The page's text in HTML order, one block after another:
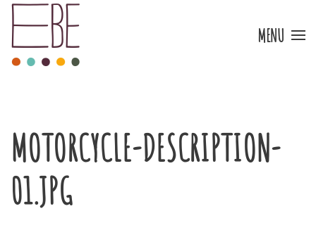
Skip to main content MENU
MOTORCYCLE-DESCRIPTION-
01.JPG